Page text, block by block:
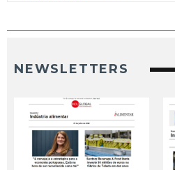
NEWSLETTERS